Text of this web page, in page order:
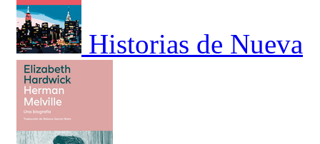
Historias de Nueva